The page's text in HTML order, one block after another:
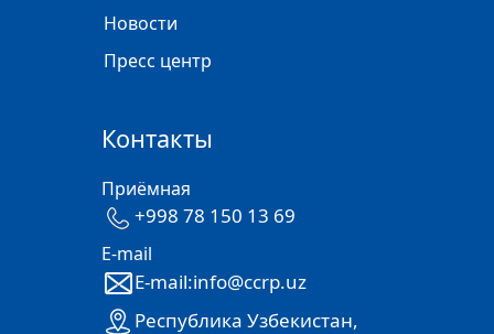
Новости
Пресс центр
Контакты
Приёмная
+998 78 150 13 69
E-mail
E-mail:info@ccrp.uz
Республика Узбекистан,